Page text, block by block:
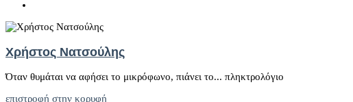
Χρήστος Νατσούλης
Όταν θυμάται να αφήσει το μικρόφωνο, πιάνει το... πληκτρολόγιο
επιστροφή στην κορυφή